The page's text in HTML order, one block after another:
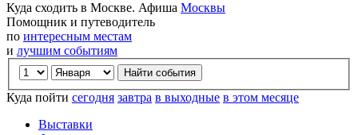
Куда сходить в Москве. Афиша Москвы
Помощник и путеводитель
по интересным местам
и лучшим событиям
Куда пойти сегодня завтра в выходные в этом месяце
Выставки